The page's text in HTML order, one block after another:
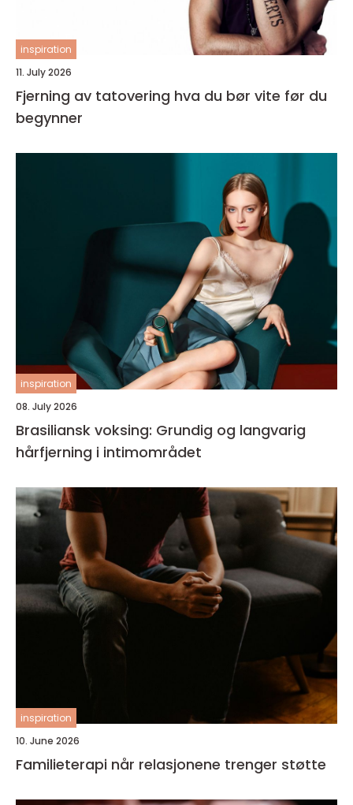
inspiration
11. July 2026
Fjerning av tatovering hva du bør vite før du
begynner
inspiration
08. July 2026
Brasiliansk voksing: Grundig og langvarig
hårfjerning i intimområdet
inspiration
10. June 2026
Familieterapi når relasjonene trenger støtte